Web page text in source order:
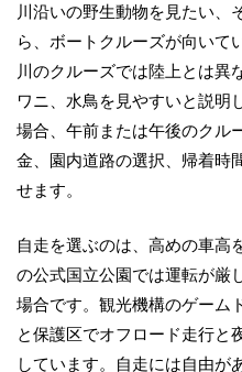
川沿いの野生動物を見たい、
ら、ボートクルーズが向いて
川のクルーズでは陸上とは異
ワニ、水鳥を見やすいと説明
場合、午前または午後のクル
金、園内道路の選択、帰着時
せます。
自走を選ぶのは、高めの車高
の公式国立公園では運転が厳
場合です。観光機構のゲーム
と保護区でオフロード走行と
しています。自走には自由が